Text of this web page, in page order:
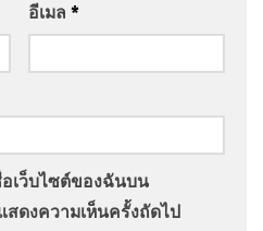
อีเมล *
เว็บไซต์ของฉันบน
สดงความเห็นครั้งถัดไป